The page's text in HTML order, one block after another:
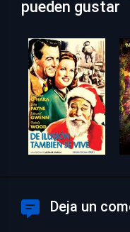
pueden gustar
Deja un